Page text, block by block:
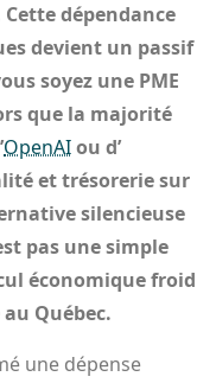
dépendance
devient un passif
soyez une PME
que la majorité
OpenAIou d’
et trésorerie sur
silencieuse
pas une simple
économique froid
Québec.
une dépense